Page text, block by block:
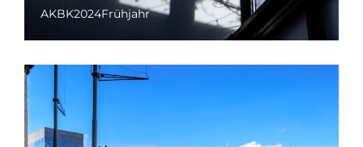
AKBK2024Frühjahr